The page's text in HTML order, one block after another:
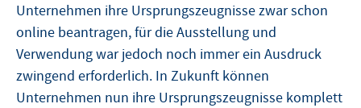
Unternehmen ihre Ursprungszeugnisse zwar schon
online beantragen, für die Ausstellung und
Verwendung war jedoch noch immer ein Ausdruck
zwingend erforderlich. In Zukunft können
Unternehmen nun ihre Ursprungszeugnisse komplett